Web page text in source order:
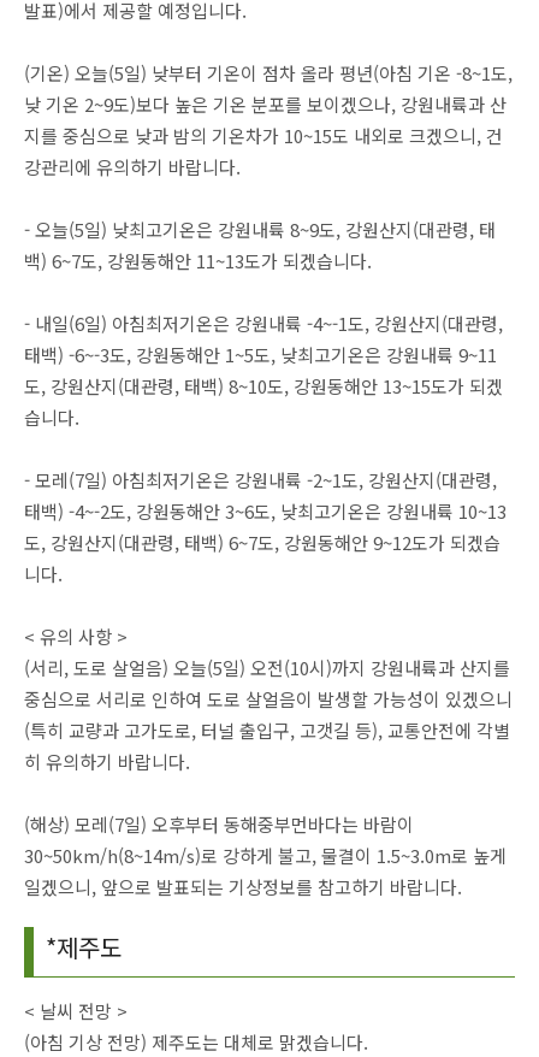
발표)에서 제공할 예정입니다.
(기온) 오늘(5일) 낮부터 기온이 점차 올라 평년(아침 기온 -8~1도,
낮 기온 2~9도)보다 높은 기온 분포를 보이겠으나, 강원내륙과 산
지를 중심으로 낮과 밤의 기온차가 10~15도 내외로 크겠으니, 건
강관리에 유의하기 바랍니다.
- 오늘(5일) 낮최고기온은 강원내륙 8~9도, 강원산지(대관령, 태
백) 6~7도, 강원동해안 11~13도가 되겠습니다.
- 내일(6일) 아침최저기온은 강원내륙 -4~-1도, 강원산지(대관령,
태백) -6~-3도, 강원동해안 1~5도, 낮최고기온은 강원내륙 9~11
도, 강원산지(대관령, 태백) 8~10도, 강원동해안 13~15도가 되겠
습니다.
- 모레(7일) 아침최저기온은 강원내륙 -2~1도, 강원산지(대관령,
태백) -4~-2도, 강원동해안 3~6도, 낮최고기온은 강원내륙 10~13
도, 강원산지(대관령, 태백) 6~7도, 강원동해안 9~12도가 되겠습
니다.
< 유의 사항 >
(서리, 도로 살얼음) 오늘(5일) 오전(10시)까지 강원내륙과 산지를
중심으로 서리로 인하여 도로 살얼음이 발생할 가능성이 있겠으니
(특히 교량과 고가도로, 터널 출입구, 고갯길 등), 교통안전에 각별
히 유의하기 바랍니다.
(해상) 모레(7일) 오후부터 동해중부먼바다는 바람이
30~50km/h(8~14m/s)로 강하게 불고, 물결이 1.5~3.0m로 높게
일겠으니, 앞으로 발표되는 기상정보를 참고하기 바랍니다.
*제주도
< 날씨 전망 >
(아침 기상 전망) 제주도는 대체로 맑겠습니다.